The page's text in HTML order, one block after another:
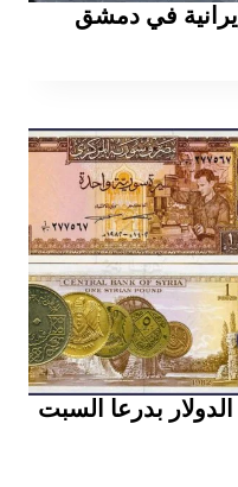
في دمشق
بدرعا السبت